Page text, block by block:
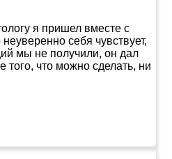
я пришел вместе с
себя чувствует,
мы не получили, он дал
того, что можно сделать, ни